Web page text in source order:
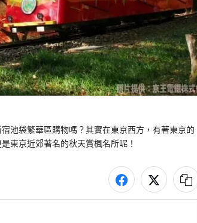
池袋繁華區購物嗎？其實在東京西方，有著東京的
東京近郊著名的秋天賞楓名所呢！